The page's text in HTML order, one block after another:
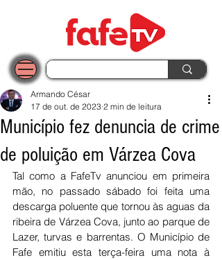
Município fez denuncia de crime
de poluição em Várzea Cova
Armando César
17 de out. de 2023 2 min de leitura
Tal como a FafeTv anunciou em primeira
mão, no passado sábado foi feita uma
descarga poluente que tornou às aguas da
ribeira de Várzea Cova, junto ao parque de
Lazer, turvas e barrentas. O Município de
Fafe emitiu esta terça-feira uma nota à